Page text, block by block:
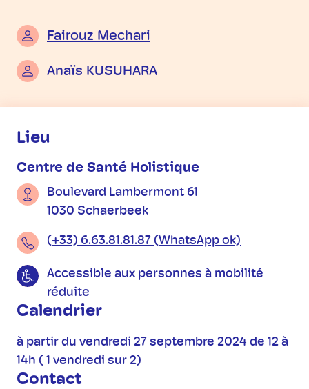
Fairouz Mechari
Anaïs KUSUHARA
Informations pratiques
Lieu
Centre de Santé Holistique
Boulevard Lambermont 61
1030 Schaerbeek
(+33) 6.63.81.81.87 (WhatsApp ok)
Accessible aux personnes à mobilité
réduite
Calendrier
à partir du vendredi 27 septembre 2024 de 12 à
14h ( 1 vendredi sur 2)
Contact